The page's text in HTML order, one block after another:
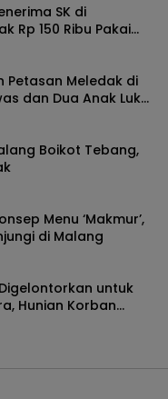
SK di
Rp 150 Ribu Pakai
Pantau
Petasan Meledak di
dan Dua Anak Luka
Boikot Tebang,
Menu ‘Makmur’,
di Malang
untuk
Hunian Korban